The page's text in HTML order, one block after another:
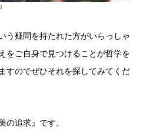
う疑問を持たれた方がいらっしゃ
をご自身で見つけることが哲学を
すのでぜひそれを探してみてくだ
の追求』です。